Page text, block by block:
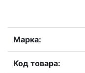
Марка:
Код товара: